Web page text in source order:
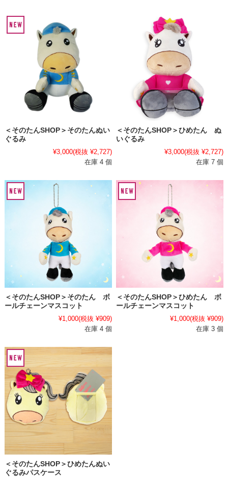
＜そのたんSHOP＞そのたんぬい
ぐるみ
¥3,000(税抜 ¥2,727)
在庫 4 個
＜そのたんSHOP＞ひめたん ぬ
いぐるみ
¥3,000(税抜 ¥2,727)
在庫 7 個
＜そのたんSHOP＞そのたん ボ
ールチェーンマスコット
¥1,000(税抜 ¥909)
在庫 4 個
＜そのたんSHOP＞ひめたん ボ
ールチェーンマスコット
¥1,000(税抜 ¥909)
在庫 3 個
＜そのたんSHOP＞ひめたんぬい
ぐるみパスケース